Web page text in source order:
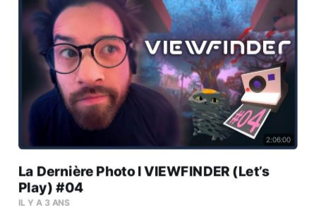
2:06:00
La Dernière Photo l VIEWFINDER (Let’s
Play) #04
IL Y A 3 ANS